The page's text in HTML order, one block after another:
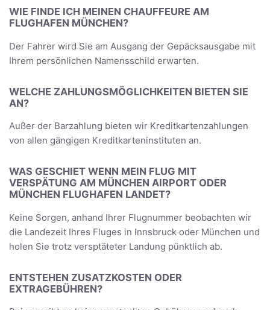
WIE FINDE ICH MEINEN CHAUFFEURE AM
FLUGHAFEN MÜNCHEN?
Der Fahrer wird Sie am Ausgang der Gepäcksausgabe mit
Ihrem persönlichen Namensschild erwarten.
WELCHE ZAHLUNGSMÖGLICHKEITEN BIETEN SIE
AN?
Außer der Barzahlung bieten wir Kreditkartenzahlungen
von allen gängigen Kreditkarteninstituten an.
WAS GESCHIET WENN MEIN FLUG MIT
VERSPÄTUNG AM MÜNCHEN AIRPORT ODER
MÜNCHEN FLUGHAFEN LANDET?
Keine Sorgen, anhand Ihrer Flugnummer beobachten wir
die Landezeit Ihres Fluges in Innsbruck oder München und
holen Sie trotz versptäteter Landung pünktlich ab.
ENTSTEHEN ZUSATZKOSTEN ODER
EXTRAGEBÜHREN?